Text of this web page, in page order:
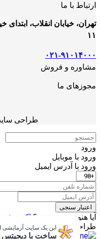
ارتباط با ما
تهران، خیابان انقلاب،
۱۱
۰۲۱-۹۱۰۱۴۰۰۰
مشاوره و فروش
مجوزهای ما
طراحی
ورود
ورود با موبایل
ورود با ‫آدرس ایمیل
اعتبار سنجی
آیا هنوز عضو نشده؟ اکنون
این یک سایت
ساخت با دیجیتس
طراحی شده با دیجیتس